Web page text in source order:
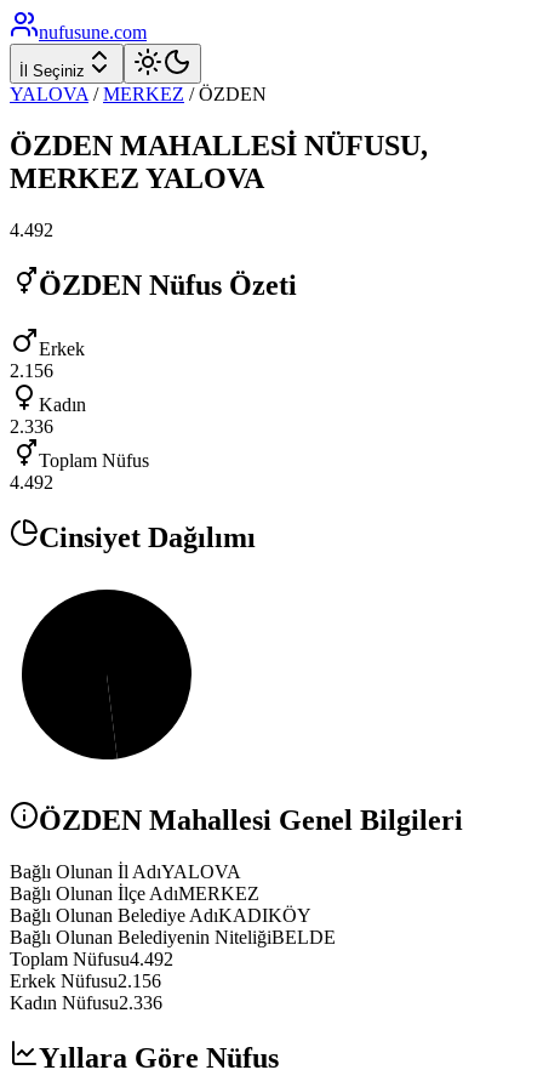
nufusune.com
İl Seçiniz
YALOVA / MERKEZ /ÖZDEN
ÖZDEN MAHALLESİ NÜFUSU,
MERKEZ YALOVA
4.492
ÖZDEN Nüfus Özeti
Erkek
2.156
Kadın
2.336
Toplam Nüfus
4.492
Cinsiyet Dağılımı
ÖZDEN Mahallesi Genel Bilgileri
Bağlı Olunan İl AdıYALOVA
Bağlı Olunan İlçe AdıMERKEZ
Bağlı Olunan Belediye AdıKADIKÖY
Bağlı Olunan Belediyenin NiteliğiBELDE
Toplam Nüfusu4.492
Erkek Nüfusu2.156
Kadın Nüfusu2.336
Yıllara Göre Nüfus